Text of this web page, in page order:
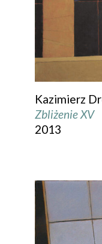
Kazimierz
Zbliżenie XV
2013